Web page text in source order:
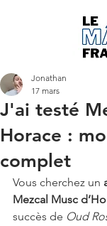
J'ai testé
Horace :
complet
Jonathan
17 mars
Vous cherchez un
Mezcal Musc
succès de Oud